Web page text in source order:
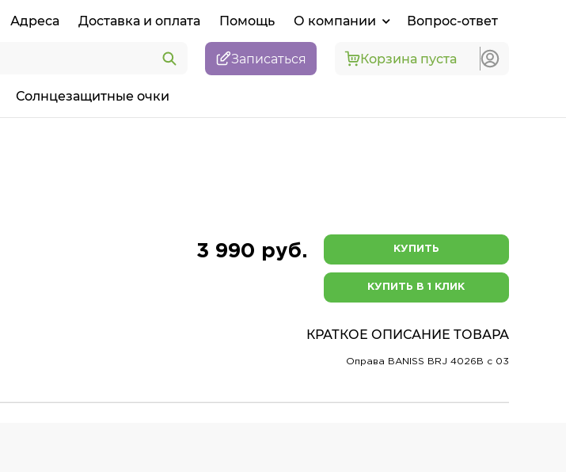
Адреса Доставка и оплата Помощь О компании Вопрос-ответ
Записаться Корзина пуста
Солнцезащитные очки
3 990 руб. КУПИТЬ
КУПИТЬ В 1 КЛИК
КРАТКОЕ ОПИСАНИЕ ТОВАРА
Оправа BANISS BRJ 4026B c 03